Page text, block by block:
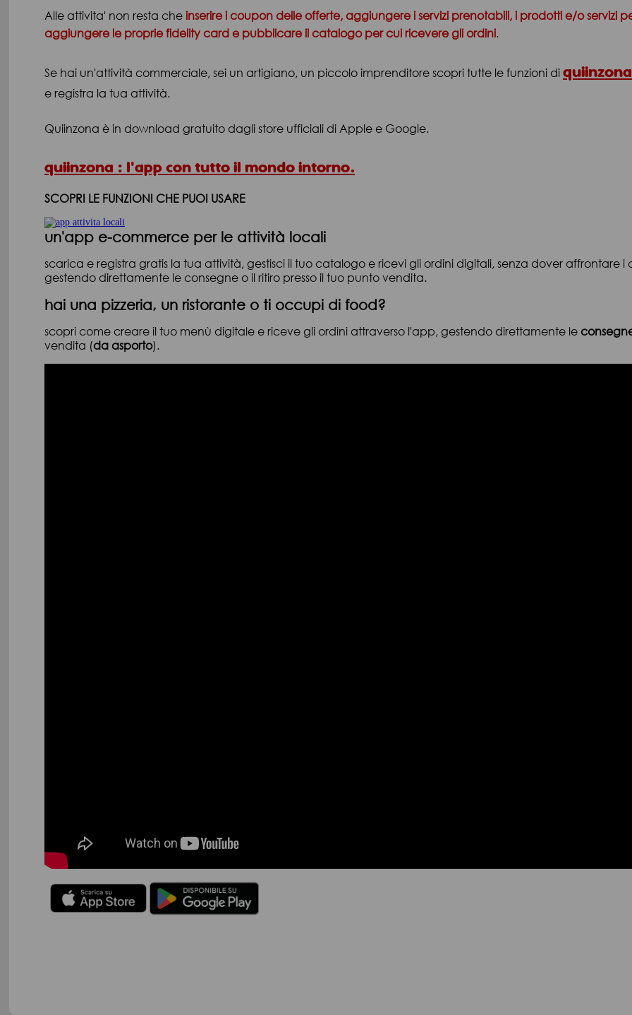
Alle attivita' non resta che inserire i coupon delle offerte, aggiungere i servizi prenotabili, i prodotti e/o servizi
aggiungere le proprie fidelity card e pubblicare il catalogo per cui ricevere gli ordini.
Se hai un'attività commerciale, sei un artigiano, un piccolo imprenditore scopri tutte le funzioni di
e registra la tua attività.
Quiinzona è in download gratuito dagli store ufficiali di Apple e Google.
quiinzona : l'app con tutto il mondo intorno.
SCOPRI LE FUNZIONI CHE PUOI USARE
un'app e-commerce per le attività locali
scarica e registra gratis la tua attività, gestisci il tuo catalogo e ricevi gli ordini digitali, senza dover affrontare i
gestendo direttamente le consegne o il ritiro presso il tuo punto vendita.
hai una pizzeria, un ristorante o ti occupi di food?
scopri come creare il tuo menù digitale e riceve gli ordini attraverso l'app, gestendo direttamente le
vendita (da asporto).